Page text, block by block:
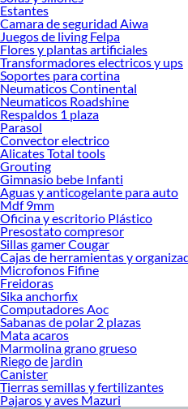
ofrecerte!
Encuentra una amplia variedad de
Encuentra todo lo necesario para tus
¡Visítanos y haz tus ideas realidad!
Estantes
Camara de seguridad Aiwa
Juegos de living Felpa
Flores y plantas artificiales
Transformadores electricos y ups
Soportes para cortina
Neumaticos Continental
Neumaticos Roadshine
Respaldos 1 plaza
Parasol
Convector electrico
Alicates Total tools
Grouting
Gimnasio bebe Infanti
Aguas y anticogelante para auto
Mdf 9mm
Oficina y escritorio Plástico
Presostato compresor
Sillas gamer Cougar
Cajas de herramientas y
Microfonos Fifine
Freidoras
Sika anchorfix
Computadores Aoc
Sabanas de polar 2 plazas
Mata acaros
Marmolina grano grueso
Riego de jardin
Canister
Tierras semillas y fertilizantes
Pajaros y aves Mazuri